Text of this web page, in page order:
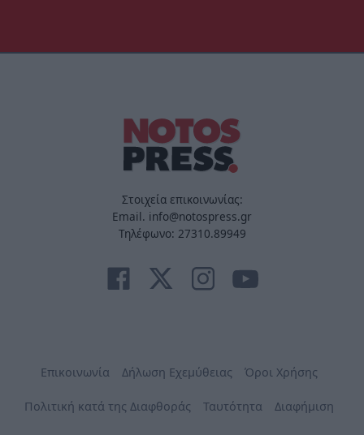
Στοιχεία επικοινωνίας:
Email. info@notospress.gr
Τηλέφωνο: 27310.89949
Επικοινωνία Δήλωση Εχεμύθειας Όροι Χρήσης
Πολιτική κατά της Διαφθοράς Ταυτότητα Διαφήμιση